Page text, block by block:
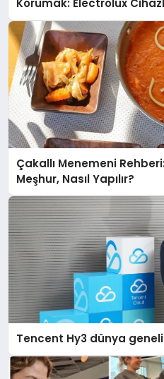
Korumak: Electrolux
Destek Deneyimi
Çakallı Menemeni
Meşhur, Nasıl Yapılır?
Tencent Hy3 dünya